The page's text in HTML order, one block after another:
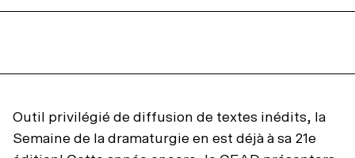
Mission et historique
L’équipe
La codiffusion
Résidences d’écriture
Infos pratiques
FACEBOOK
FACEBOOK INSTAGRAM
INSTAGRAM YOUTUBE
YOUTUBE INFOLETTRE
INFOLETTRE
Outil privilégié de diffusion de textes inédits, la
Semaine de la dramaturgie en est déjà à sa 21e